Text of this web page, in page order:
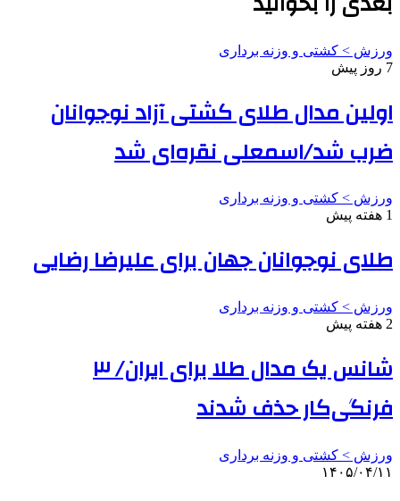
ورزش > کشتی و وزنه برداری
7 روز پیش
اولین مدال طلای کشتی آزاد نوجوانان
ضرب شد/اسمعلی نقره‌ای شد
ورزش > کشتی و وزنه برداری
1 هفته پیش
طلای نوجوانان جهان برای علیرضا رضایی
ورزش > کشتی و وزنه برداری
2 هفته پیش
شانس یک مدال طلا برای ایران/ ۳
فرنگی‌کار حذف شدند
ورزش > کشتی و وزنه برداری
۱۴۰۵/۰۴/۱۱